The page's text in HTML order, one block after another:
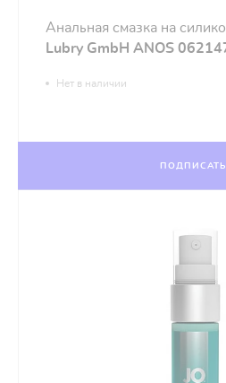
Анальная смазка на
Lubry GmbH ANOS
Нет в наличии